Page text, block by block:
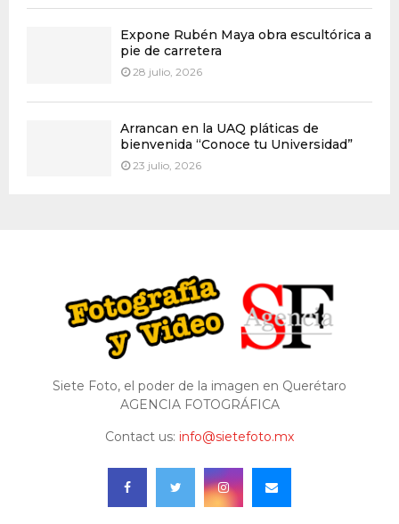
Expone Rubén Maya obra escultórica a
pie de carretera
28 julio, 2026
Arrancan en la UAQ pláticas de
bienvenida “Conoce tu Universidad”
23 julio, 2026
Siete Foto, el poder de la imagen en Querétaro
AGENCIA FOTOGRÁFICA
Contact us: info@sietefoto.mx